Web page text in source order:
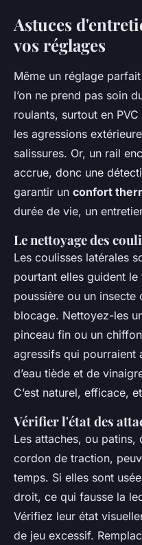
Astuces
vos réglages
Même un réglage
l’on ne prend pas soin
roulants, surtout en
les agressions
salissures. Or, un rail
accrue, donc une
garantir un confort
durée de vie, un
Le nettoyage des
Les coulisses latérales
pourtant elles guident
poussière ou un
blocage. Nettoyez-les
pinceau fin ou un
agressifs qui pourraient
d’eau tiède et de
C’est naturel, efficace,
Vérifier l'état des
Les attaches, ou
cordon de traction,
temps. Si elles sont
droit, ce qui fausse la
Vérifiez leur état
de jeu excessif.